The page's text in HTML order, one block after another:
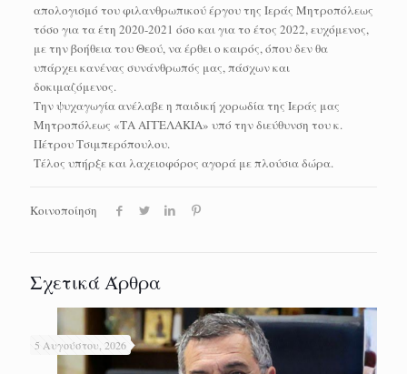
απολογισμό του φιλανθρωπικού έργου της Ιεράς Μητροπόλεως
τόσο για τα έτη 2020-2021 όσο και για το έτος 2022, ευχόμενος,
με την βοήθεια του Θεού, να έρθει ο καιρός, όπου δεν θα
υπάρχει κανένας συνάνθρωπός μας, πάσχων και
δοκιμαζόμενος.
Την ψυχαγωγία ανέλαβε η παιδική χορωδία της Ιεράς μας
Μητροπόλεως «ΤΑ ΑΓΓΕΛΑΚΙΑ» υπό την διεύθυνση του κ.
Πέτρου Τσιμπερόπουλου.
Τέλος υπήρξε και λαχειοφόρος αγορά με πλούσια δώρα.
Κοινοποίηση
Σχετικά Άρθρα
5 Αυγούστου, 2026